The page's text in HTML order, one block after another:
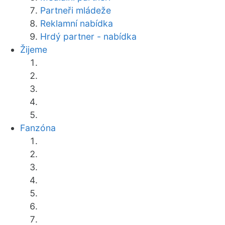
Partneři mládeže
Reklamní nabídka
Hrdý partner - nabídka
Žijeme
Fanzóna